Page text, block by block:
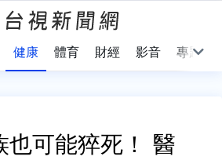
健康 體育 財經 影音 專題
也可能猝死！ 醫